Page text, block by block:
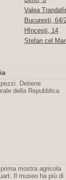
Valea
Bucureşti, 64/
Hînceşti, 14
Ştefan cel
Detiene
della Repubblica
mostra agricola
Il museo ha più di